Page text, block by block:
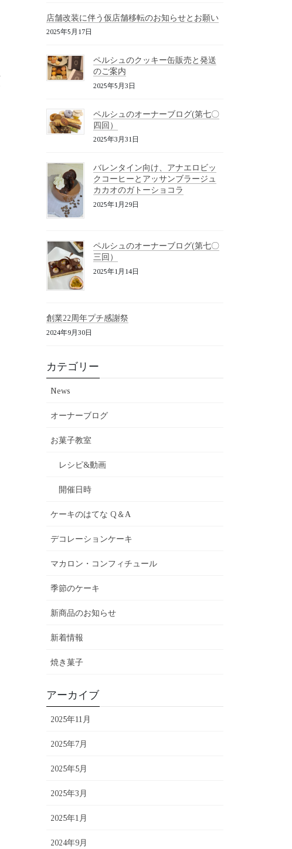
店舗改装に伴う仮店舗移転のお知らせとお願い
2025年5月17日
ペルシュのクッキー缶販売と発送
のご案内
2025年5月3日
ペルシュのオーナーブログ(第七〇
四回）
2025年3月31日
バレンタイン向け、アナエロビッ
クコーヒーとアッサンブラージュ
カカオのガトーショコラ
2025年1月29日
ペルシュのオーナーブログ(第七〇
三回）
2025年1月14日
創業22周年プチ感謝祭
2024年9月30日
カテゴリー
News
オーナーブログ
お菓子教室
レシピ&動画
開催日時
ケーキのはてな Q＆A
デコレーションケーキ
マカロン・コンフィチュール
季節のケーキ
新商品のお知らせ
新着情報
焼き菓子
アーカイブ
2025年11月
2025年7月
2025年5月
2025年3月
2025年1月
2024年9月